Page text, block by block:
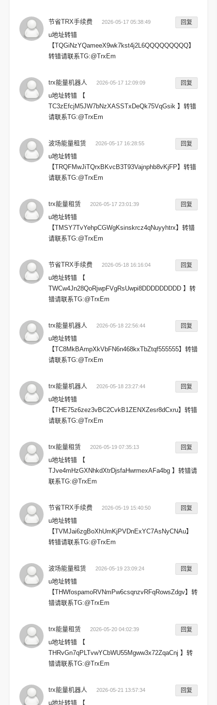
节省TRX手续费 2026-05-17 05:38:49 回复
u地址转错
【TQGiNzYQameeX9wk7kst4j2L6QQQQQQQQQ】
转错请联系TG:@TrxEm
trx能量机器人 2026-05-17 12:09:09 回复
u地址转错 【
TC3zEfcjM5JW7bNzXASSTxDeQk75VqGsik 】转错
请联系TG:@TrxEm
波场能量租赁 2026-05-17 16:28:55 回复
u地址转错
【TRQFMwJiTQrxBKvcB3T93Vajnphb8vKjFP】转错
请联系TG:@TrxEm
trx能量租赁 2026-05-17 23:01:39 回复
u地址转错
【TMSY7TvYehpCGWgKsinskrcz4qNuyyhtrx】转错
请联系TG:@TrxEm
节省TRX手续费 2026-05-18 16:16:04 回复
u地址转错 【
TWCw4Jn28QoRjwpFVgRsUwpi8DDDDDDDDD 】转
错请联系TG:@TrxEm
trx能量机器人 2026-05-18 22:56:44 回复
u地址转错
【TC8MkBAmpXkVbFN6n468kxTbZtqf555555】转错
请联系TG:@TrxEm
trx能量机器人 2026-05-18 23:27:44 回复
u地址转错
【THE75z6zez3vBC2CvkB1ZENXZesr8dCxru】转错
请联系TG:@TrxEm
trx能量租赁 2026-05-19 07:35:13 回复
u地址转错 【
TJve4mHzGXNhkdXtrDjsfaHwrmexAFa4bg 】转错请
联系TG:@TrxEm
节省TRX手续费 2026-05-19 15:40:50 回复
u地址转错
【TVMJai6zgBoXhUmKjPVDnExYC7AsNyCNAu】
转错请联系TG:@TrxEm
波场能量租赁 2026-05-19 23:09:24 回复
u地址转错
【THWfospamoRVNmPw6csqnzvRFqRowsZdgv】转
错请联系TG:@TrxEm
trx能量租赁 2026-05-20 04:02:39 回复
u地址转错 【
THRvGn7qPLTvwYCbWU55Mgww3x72ZqaCnj 】转
错请联系TG:@TrxEm
trx能量机器人 2026-05-21 13:57:34 回复
u地址转错 【